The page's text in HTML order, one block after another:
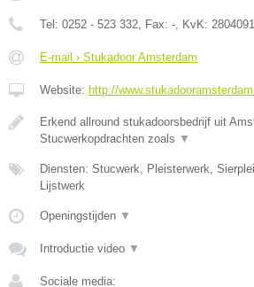
Tel: 0252 - 523 332 , Fax: - , KvK:
E-mail › Stukadoor Amsterdam
Website: http://
Erkend allround stukadoorsbedrijf uit
Stucwerkopdrachten zoals ▼
Diensten: Stucwerk, Pleisterwerk,
Lijstwerk
Openingstijden ▼
Introductie video ▼
Sociale media: